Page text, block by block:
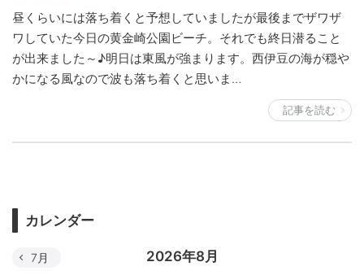
昼くらいには落ち着くと予想していましたが最後までザワザ
ワしていた今日の黄金崎公園ビーチ。それでも終日潜ること
が出来ました～♪明日は東風が強まります。西伊豆の海が穏や
かになる風なので波も落ち着くと思いま…
記事を読む
カレンダー
2026年8月
7月